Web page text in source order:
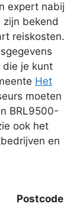
expert nabij
bekend
reiskosten.
die je kunt
Het
moeten
BRL9500-
ook het
en
Postcode